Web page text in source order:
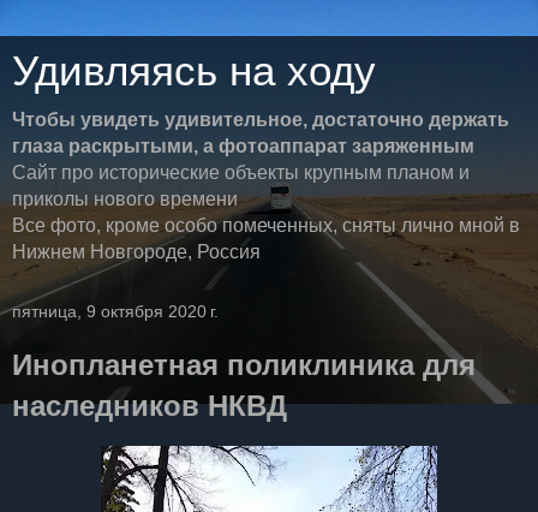
Удивляясь на ходу
Чтобы увидеть удивительное, достаточно держать
глаза раскрытыми, а фотоаппарат заряженным
Сайт про исторические объекты крупным планом и
приколы нового времени
Все фото, кроме особо помеченных, сняты лично мной в
Нижнем Новгороде, Россия
пятница, 9 октября 2020 г.
Инопланетная поликлиника для
наследников НКВД